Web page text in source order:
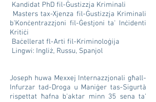
Kandidat PhD fil-Ġustizzja Kriminali
Masters tax-Xjenza fil-Ġustizzja Kriminali
b'Konċentrazzjoni fil-Ġestjoni ta' Inċidenti
Kritiċi
Baċellerat fl-Arti fil-Kriminoloġija
Lingwi: Ingliż, Russu, Spanjol
Joseph huwa Mexxej Internazzjonali għall-
Infurzar tad-Droga u Maniġer tas-Sigurtà
rispettat ħafna b'aktar minn 35 sena ta'